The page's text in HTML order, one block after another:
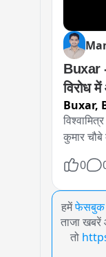
Buxar -
विरोध
Buxar,
कुमार चौबे
0
हमेंफेसबुक
ताजा
तो